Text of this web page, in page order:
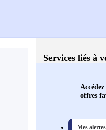
Services liés à
offres
Mes